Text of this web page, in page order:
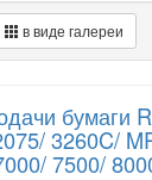
в виде галереи
бумаги
3260C/
7500/